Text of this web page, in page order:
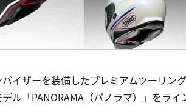
イザーを装備したプレミアムツーリン
ル「PANORAMA（パノラマ）」をラ